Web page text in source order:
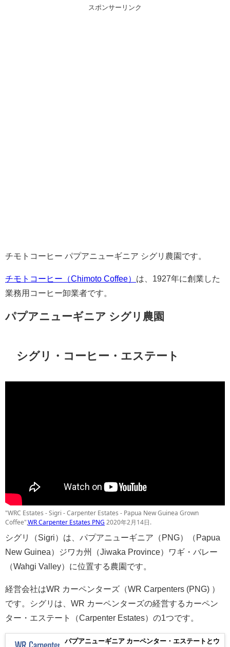
スポンサーリンク
チモトコーヒー パプアニューギニア シグリ農園です。
チモトコーヒー（Chimoto Coffee） は、1927年に創業した
業務用コーヒー卸業者です。
パプアニューギニア シグリ農園
シグリ・コーヒー・エステート
"WRC Estates - Sigri - Carpenter Estates - Papua New Guinea Grown
Coffee",WR Carpenter Estates PNG 2020年2月14日.
シグリ（Sigri）は、パプアニューギニア（PNG）（Papua
New Guinea）ジワカ州（Jiwaka Province）ワギ・バレー
（Wahgi Valley）に位置する農園です。
経営会社はWR カーペンターズ（WR Carpenters (PNG) ）
です。シグリは、WR カーペンターズの経営するカーペン
ター・エステート（Carpenter Estates）の1つです。
パプアニューギニア カーペンター・エステートとウ